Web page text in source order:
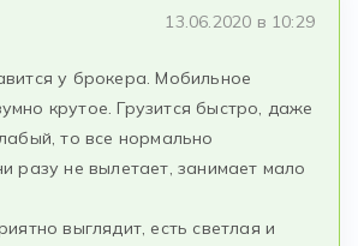
13.06.2020 в 10:29
у брокера. Мобильное
крутое. Грузится быстро, даже
то все нормально
разу не вылетает, занимает мало
выглядит, есть светлая и